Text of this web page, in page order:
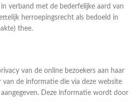
verband met de bederfelijke aard van
herroepingsrecht als bedoeld in
thee.
van de online bezoekers aan haar
van de informatie die via deze website
Deze informatie wordt door